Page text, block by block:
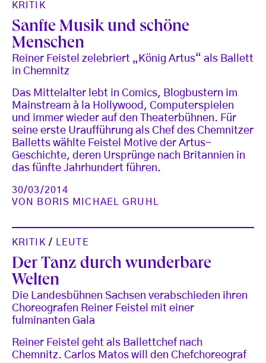
KRITIK
Sanfte Musik und schöne
Menschen
Reiner Feistel zelebriert „König Artus“ als Ballett
in Chemnitz
Das Mittelalter lebt in Comics, Blogbustern im
Mainstream à la Hollywood, Computerspielen
und immer wieder auf den Theaterbühnen. Für
seine erste Uraufführung als Chef des Chemnitzer
Balletts wählte Feistel Motive der Artus-
Geschichte, deren Ursprünge nach Britannien in
das fünfte Jahrhundert führen.
30/03/2014
VON
BORIS MICHAEL GRUHL
KRITIK / LEUTE
Der Tanz durch wunderbare
Welten
Die Landesbühnen Sachsen verabschieden ihren
Choreografen Reiner Feistel mit einer
fulminanten Gala
Reiner Feistel geht als Ballettchef nach
Chemnitz. Carlos Matos will den Chefchoreograf